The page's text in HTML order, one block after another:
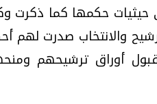
حكمها كما ذكرت
والانتخاب صدرت لهم
أوراق ترشيحهم